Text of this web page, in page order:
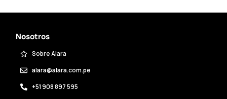
Nosotros
Sobre Alara
alara@alara.com.pe
+51 908 897 595